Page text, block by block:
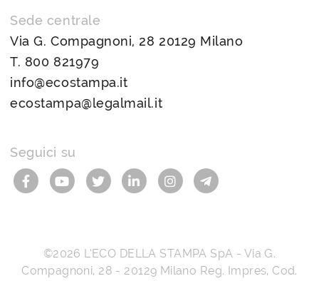
Sede centrale
Via G. Compagnoni, 28 20129 Milano
T. 800 821979
info@ecostampa.it
ecostampa@legalmail.it
Seguici su
©2026 L’ECO DELLA STAMPA SpA - Via G.
Compagnoni, 28 - 20129 Milano Reg. Impres, Cod.